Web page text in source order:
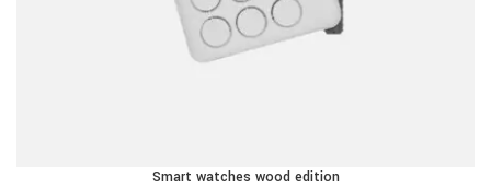
Smart watches wood edition